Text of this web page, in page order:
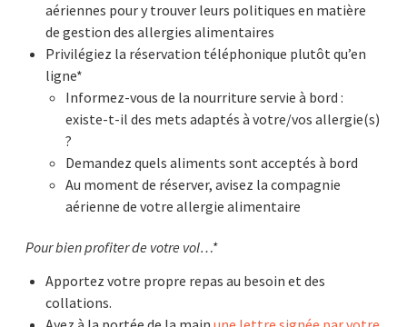
aériennes pour y trouver leurs politiques en matière
de gestion des allergies alimentaires
Privilégiez la réservation téléphonique plutôt qu’en
ligne*
Informez-vous de la nourriture servie à bord :
existe-t-il des mets adaptés à votre/vos allergie(s)
?
Demandez quels aliments sont acceptés à bord
Au moment de réserver, avisez la compagnie
aérienne de votre allergie alimentaire
Pour bien profiter de votre vol…*
Apportez votre propre repas au besoin et des
collations.